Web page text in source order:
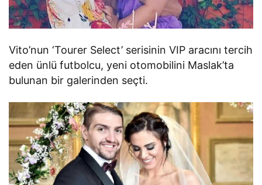
Vito’nun ‘Tourer Select’ serisinin VIP aracını tercih
eden ünlü futbolcu, yeni otomobilini Maslak’ta
bulunan bir galerinden seçti.